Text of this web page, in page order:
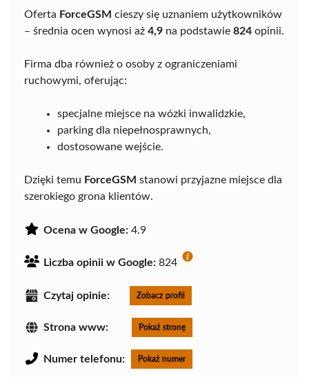
Oferta ForceGSM cieszy się uznaniem użytkowników
– średnia ocen wynosi aż 4,9 na podstawie 824 opinii.
Firma dba również o osoby z ograniczeniami
ruchowymi, oferując:
specjalne miejsce na wózki inwalidzkie,
parking dla niepełnosprawnych,
dostosowane wejście.
Dzięki temu ForceGSM stanowi przyjazne miejsce dla
szerokiego grona klientów.
Ocena w Google: 4.9
Liczba opinii w Google: 824
Czytaj opinie: Zobacz profil
Strona www: Pokaż stronę
Numer telefonu: Pokaż numer